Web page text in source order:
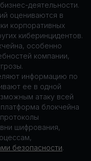
деятельности.
оцениваются в
корпоративных
киберинцидентов.
особенно
компании,
информацию по
ее в одной
атаку всей
блокчейна
шифрования,
безопасности.